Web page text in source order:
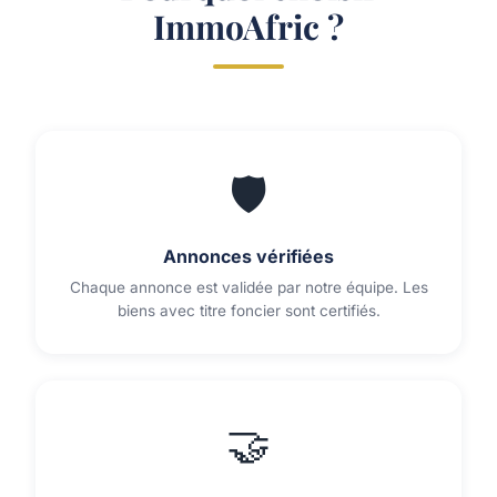
ImmoAfric ?
🛡️
Annonces vérifiées
Chaque annonce est validée par notre équipe. Les
biens avec titre foncier sont certifiés.
🤝